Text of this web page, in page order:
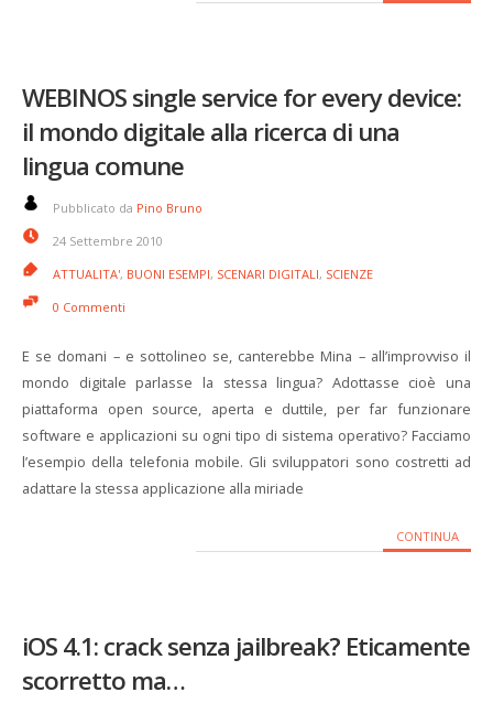
WEBINOS single service for every device:
il mondo digitale alla ricerca di una
lingua comune
Pubblicato da Pino Bruno
24 Settembre 2010
ATTUALITA', BUONI ESEMPI, SCENARI DIGITALI, SCIENZE
0 Commenti
E se domani – e sottolineo se, canterebbe Mina – all’improvviso il
mondo digitale parlasse la stessa lingua? Adottasse cioè una
piattaforma open source, aperta e duttile, per far funzionare
software e applicazioni su ogni tipo di sistema operativo? Facciamo
l’esempio della telefonia mobile. Gli sviluppatori sono costretti ad
adattare la stessa applicazione alla miriade
CONTINUA
iOS 4.1: crack senza jailbreak? Eticamente
scorretto ma…